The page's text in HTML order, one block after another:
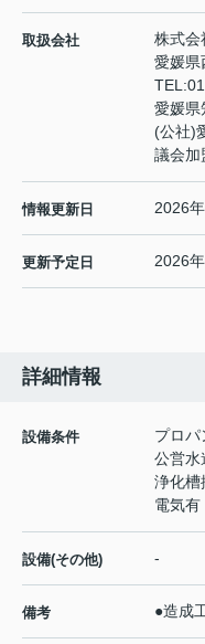
取扱会社
株式会
愛媛県
TEL:
愛媛県
(公社)
議会加
情報更新日 2026
更新予定日 2026
詳細情報
設備条件
プロパ
公営水
浄化槽
電気有
設備(その他) -
備考 ●造成